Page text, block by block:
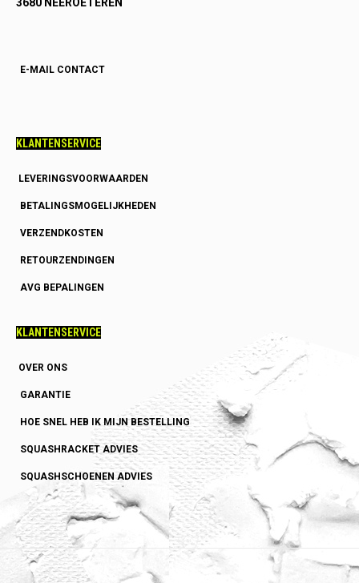
E-MAIL CONTACT
KLANTENSERVICE
LEVERINGSVOORWAARDEN
BETALINGSMOGELIJKHEDEN
VERZENDKOSTEN
RETOURZENDINGEN
AVG BEPALINGEN
KLANTENSERVICE
OVER ONS
GARANTIE
HOE SNEL HEB IK MIJN BESTELLING
SQUASHRACKET ADVIES
SQUASHSCHOENEN ADVIES